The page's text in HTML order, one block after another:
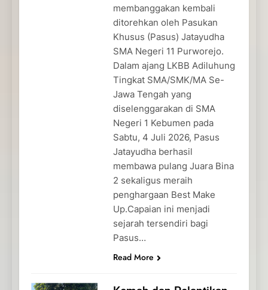
membanggakan kembali
ditorehkan oleh Pasukan
Khusus (Pasus) Jatayudha
SMA Negeri 11 Purworejo.
Dalam ajang LKBB Adiluhung
Tingkat SMA/SMK/MA Se-
Jawa Tengah yang
diselenggarakan di SMA
Negeri 1 Kebumen pada
Sabtu, 4 Juli 2026, Pasus
Jatayudha berhasil
membawa pulang Juara Bina
2 sekaligus meraih
penghargaan Best Make
Up.Capaian ini menjadi
sejarah tersendiri bagi
Pasus…
Read More